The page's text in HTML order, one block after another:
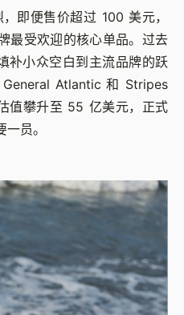
即便售价超过 100 美元，
最受欢迎的核心单品。过去
补小众空白到主流品牌的跃
Atlantic 和 Stripes
值攀升至 55 亿美元，正式
员。